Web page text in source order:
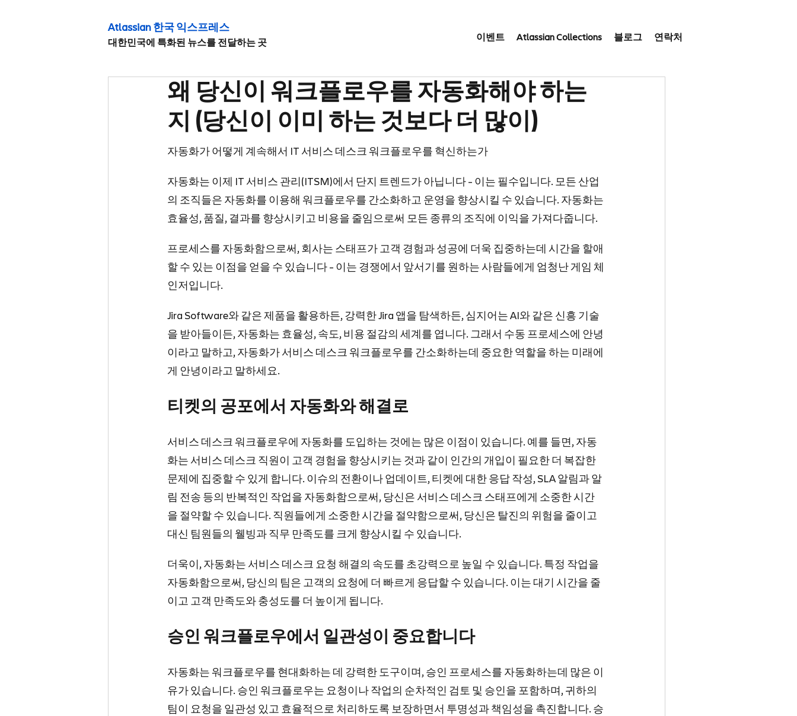
Atlassian 한국 익스프레 스
대한민국에 특화된 뉴스를 전달하는 곳 이벤트 Atlassian Collections 블로그 연락처
왜 당신이 워크플로우를 자동화해야 하는
지 (당신이 이미 하는 것보다 더 많이)
자동화가 어떻게 계속해서 IT 서비스 데스크 워크플로우를 혁신하는가
자동화는 이제 IT 서비스 관리(ITSM)에서 단지 트렌드가 아닙니다 - 이는 필수입니다. 모든 산업
의 조직들은 자동화를 이용해 워크플로우를 간소화하고 운영을 향상시킬 수 있습니다. 자동화는
효율성, 품질, 결과를 향상시키고 비용을 줄임으로써 모든 종류의 조직에 이익을 가져다줍니다.
프로세스를 자동화함으로써, 회사는 스태프가 고객 경험과 성공에 더욱 집중하는데 시간을 할애
할 수 있는 이점을 얻을 수 있습니다 - 이는 경쟁에서 앞서기를 원하는 사람들에게 엄청난 게임 체
인저입니다.
Jira Software와 같은 제품을 활용하든, 강력한 Jira 앱을 탐색하든, 심지어는 AI와 같은 신흥 기술
을 받아들이든, 자동화는 효율성, 속도, 비용 절감의 세계를 엽니다. 그래서 수동 프로세스에 안녕
이라고 말하고, 자동화가 서비스 데스크 워크플로우를 간소화하는데 중요한 역할을 하는 미래에
게 안녕이라고 말하세요.
티켓의 공포에서 자동화와 해결로
서비스 데스크 워크플로우에 자동화를 도입하는 것에는 많은 이점이 있습니다. 예를 들면, 자동
화는 서비스 데스크 직원이 고객 경험을 향상시키는 것과 같이 인간의 개입이 필요한 더 복잡한
문제에 집중할 수 있게 합니다. 이슈의 전환이나 업데이트, 티켓에 대한 응답 작성, SLA 알림과 알
림 전송 등의 반복적인 작업을 자동화함으로써, 당신은 서비스 데스크 스태프에게 소중한 시간
을 절약할 수 있습니다. 직원들에게 소중한 시간을 절약함으로써, 당신은 탈진의 위험을 줄이고
대신 팀원들의 웰빙과 직무 만족도를 크게 향상시킬 수 있습니다.
더욱이, 자동화는 서비스 데스크 요청 해결의 속도를 초강력으로 높일 수 있습니다. 특정 작업을
자동화함으로써, 당신의 팀은 고객의 요청에 더 빠르게 응답할 수 있습니다. 이는 대기 시간을 줄
이고 고객 만족도와 충성도를 더 높이게 됩니다.
승인 워크플로우에서 일관성이 중요합니다
자동화는 워크플로우를 현대화하는 데 강력한 도구이며, 승인 프로세스를 자동화하는데 많은 이
유가 있습니다. 승인 워크플로우는 요청이나 작업의 순차적인 검토 및 승인을 포함하며, 귀하의
팀이 요청을 일관성 있고 효율적으로 처리하도록 보장하면서 투명성과 책임성을 촉진합니다. 승